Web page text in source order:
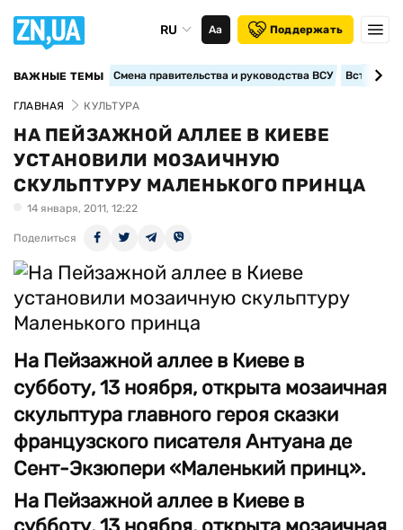
RU Аа Поддержать
ВАЖНЫЕ ТЕМЫ Смена правительства и руководства ВСУ
ГЛАВНАЯ КУЛЬТУРА
НА ПЕЙЗАЖНОЙ АЛЛЕЕ В КИЕВЕ
УСТАНОВИЛИ МОЗАИЧНУЮ
СКУЛЬПТУРУ МАЛЕНЬКОГО ПРИНЦА
14 января, 2011, 12:22
Поделиться
На Пейзажной аллее в Киеве в
субботу, 13 ноября, открыта мозаичная
скульптура главного героя сказки
французского писателя Антуана де
Сент-Экзюпери «Маленький принц».
На Пейзажной аллее в Киеве в